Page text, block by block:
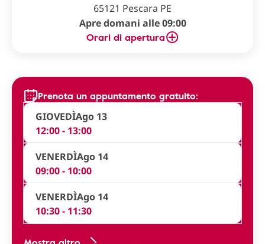
65121 Pescara PE
Apre domani alle 09:00
Orari di apertura
Prenota un appuntamento gratuito:
GIOVEDÌAgo 13
12:00 - 13:00
VENERDÌAgo 14
09:00 - 10:00
VENERDÌAgo 14
10:30 - 11:30